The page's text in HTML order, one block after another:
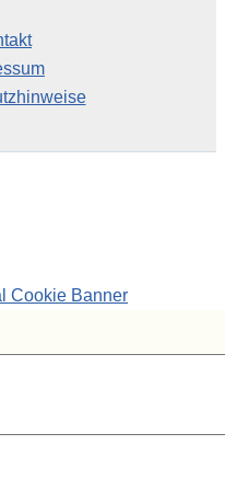
Cookie Banner